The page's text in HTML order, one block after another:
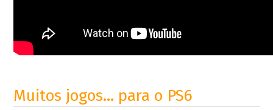
Muitos jogos… para o PS6